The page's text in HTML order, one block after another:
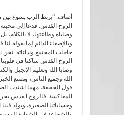
أضاف: “يربط الرب يسوع بين
الروح القدس. فدعا إلى
وصاياه وطاعتها، لا بالكلام،
وبالإصغاء الدائم لِما يقوله لنا
حاجات المجتمع ونداءاته. نحن
الروح القدس ساكنا في
وصايا الله وتعليم الإنجيل
الله وجميع الناس، ونصنع
قول الحقيقة، مهما اشتدت
المعاكسة. فالروح القدس
وحساباتنا الصغيرة، ويولِد فينا